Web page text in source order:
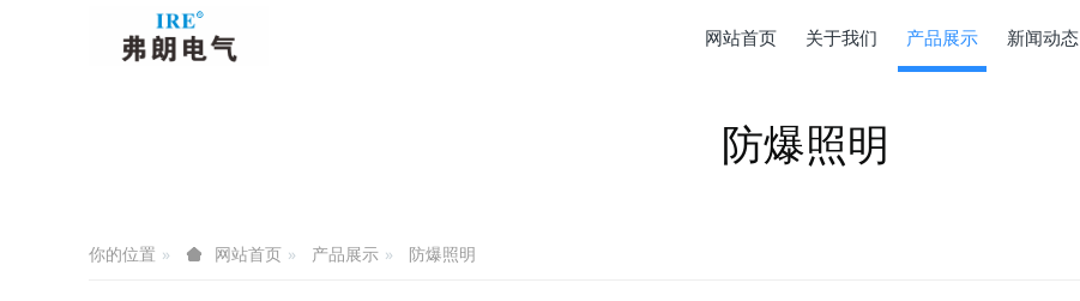
网站首页 关于我们 产品展示 新闻动态
防爆照明
你的位置 网站首页 产品展示 防爆照明